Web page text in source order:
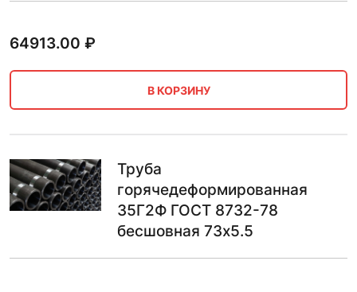
64913.00 ₽
В КОРЗИНУ
Труба
горячедеформированная
35Г2Ф ГОСТ 8732-78
бесшовная 73х5.5